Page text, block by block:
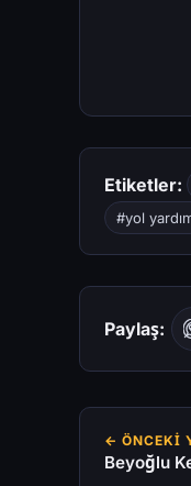
Etiketler:
#yol
Paylaş:
← ÖNCEKI
Beyoğlu